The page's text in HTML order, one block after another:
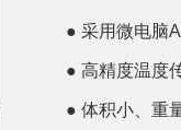
● 采用微电脑
● 高精度温度
● 体积小、重